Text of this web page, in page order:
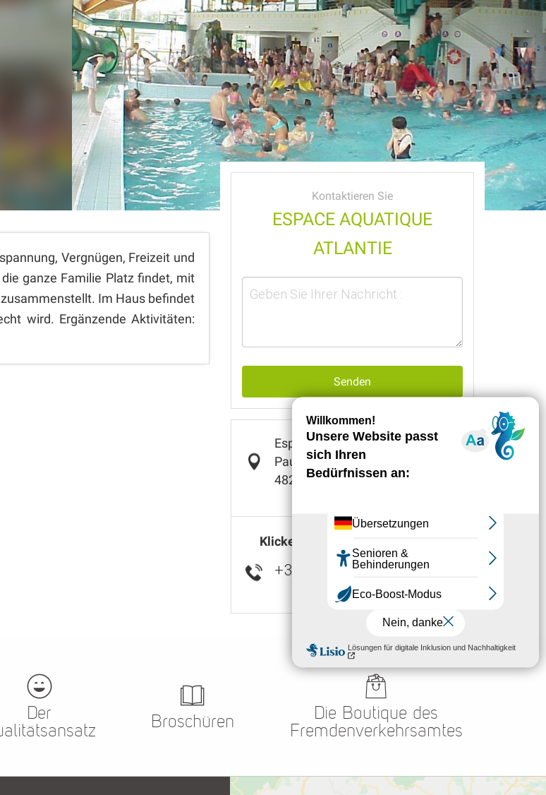
Vergnügen, Freizeit und
ganze Familie Platz findet, mit
Im Haus befindet
wird. Ergänzende Aktivitäten:
Kontaktieren Sie
ESPACE AQUATIQUE
ATLANTIE
Senden
Espace Aquatique ATLANTIE
Paul BRUN Bd Guerin d APCHER
48200 SAINT-CHÉLY-D'APCHER
Klicken Sie hier, um die Nummer
+33 4 66 31 32▒▒
Der
Broschüren
Die Boutique des
Fremdenverkehrsamtes